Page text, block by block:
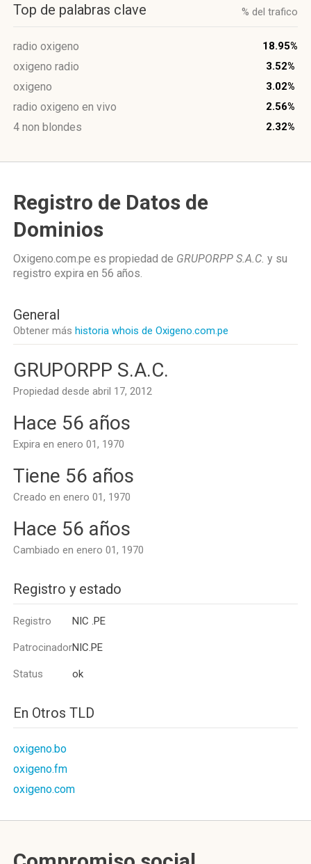
Top de palabras clave % del trafico
radio oxigeno 18.95%
oxigeno radio 3.52%
oxigeno 3.02%
radio oxigeno en vivo 2.56%
4 non blondes 2.32%
Registro de Datos de
Dominios
Oxigeno.com.pe es propiedad de GRUPORPP S.A.C. y su
registro expira en 56 años.
General
Obtener más historia whois de Oxigeno.com.pe
GRUPORPP S.A.C.
Propiedad desde abril 17, 2012
Hace 56 años
Expira en enero 01, 1970
Tiene 56 años
Creado en enero 01, 1970
Hace 56 años
Cambiado en enero 01, 1970
Registro y estado
Registro NIC .PE
PatrocinadorNIC.PE
Status ok
En Otros TLD
oxigeno.bo
oxigeno.fm
oxigeno.com